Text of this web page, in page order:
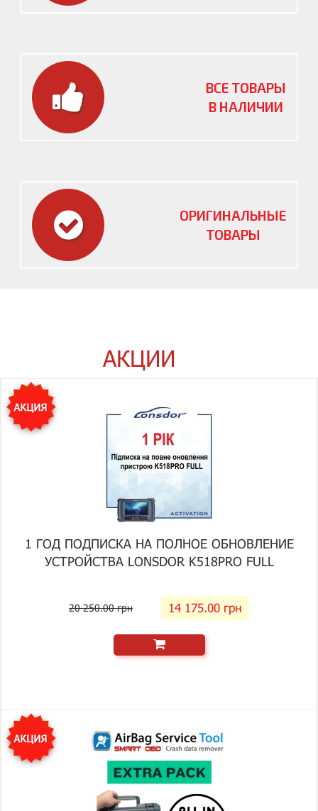
ВСЕ ТОВАРЫ
В НАЛИЧИИ
ОРИГИНАЛЬНЫЕ
ТОВАРЫ
АКЦИИ
1 ГОД ПОДПИСКА НА ПОЛНОЕ ОБНОВЛЕНИЕ
УСТРОЙСТВА LONSDOR K518PRO FULL
20 250.00 грн 14 175.00 грн